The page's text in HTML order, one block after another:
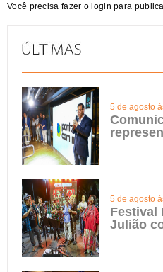
Você precisa fazer o login para
5 de agosto
5 de agosto
Festival
Julião